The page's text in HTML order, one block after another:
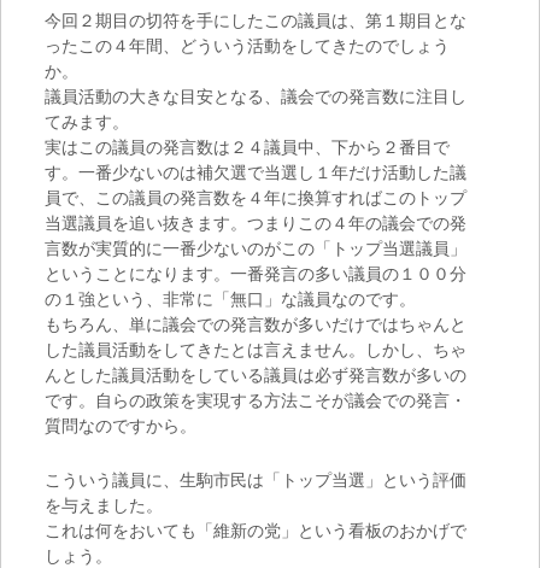
今回２期目の切符を手にしたこの議員は、第１期目とな
ったこの４年間、どういう活動をしてきたのでしょう
か。
議員活動の大きな目安となる、議会での発言数に注目し
てみます。
実はこの議員の発言数は２４議員中、下から２番目で
す。一番少ないのは補欠選で当選し１年だけ活動した議
員で、この議員の発言数を４年に換算すればこのトップ
当選議員を追い抜きます。つまりこの４年の議会での発
言数が実質的に一番少ないのがこの「トップ当選議員」
ということになります。一番発言の多い議員の１００分
の１強という、非常に「無口」な議員なのです。
もちろん、単に議会での発言数が多いだけではちゃんと
した議員活動をしてきたとは言えません。しかし、ちゃ
んとした議員活動をしている議員は必ず発言数が多いの
です。自らの政策を実現する方法こそが議会での発言・
質問なのですから。
こういう議員に、生駒市民は「トップ当選」という評価
を与えました。
これは何をおいても「維新の党」という看板のおかげで
しょう。